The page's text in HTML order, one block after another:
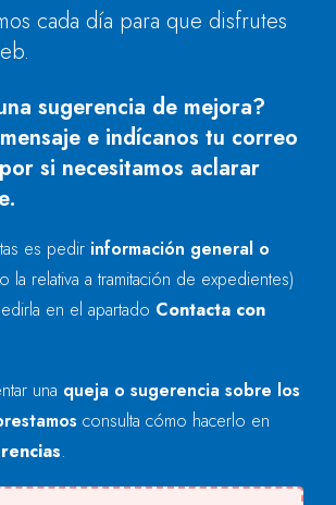
cada día para que disfrutes
sugerencia de mejora?
e indícanos tu correo
si necesitamos aclarar
es pedir información general o
la relativa a tramitación de expedientes)
en el apartado Contacta con
una queja o sugerencia sobre los
consulta cómo hacerlo en
.